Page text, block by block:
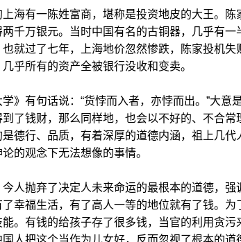
上海有一陈姓富商，堪称是投资地皮的大王。
两千万银元。当时中国有名的古铜器，几乎有
就过了七年，上海地价忽然惨跌，陈家投机失
乎所有的资产全被银行没收和变卖。
学》有句话说：“货悖而入者，亦悖而出。”大
到了钱财，那么同样地，也会以不好的、不合
德行、品质，有着深厚的道德内涵，祖上几代
的观念下无法想像的事情。
人抛弃了决定人未来命运的最根本的道德，强
幸福生活，有了高人一等的地位就有了钱。
。有钱的给孩子存了很多钱，当官的利用贪
国人把这个当作为儿女好，反而忽视了根本的